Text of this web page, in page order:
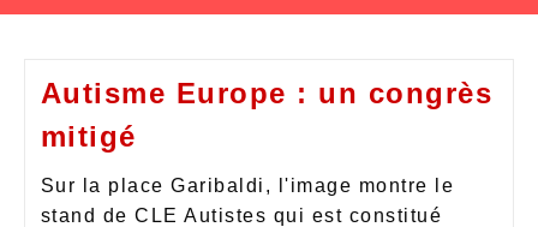
Autisme Europe : un congrès
mitigé
Sur la place Garibaldi, l'image montre le
stand de CLE Autistes qui est constitué